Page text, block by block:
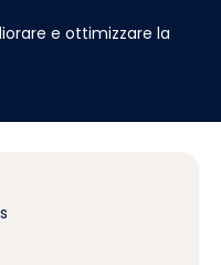
e ottimizzare la